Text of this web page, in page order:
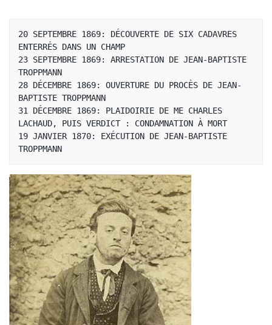
20 SEPTEMBRE 1869: DÉCOUVERTE DE SIX CADAVRES
ENTERRÉS DANS UN CHAMP
23 SEPTEMBRE 1869: ARRESTATION DE JEAN-BAPTISTE
TROPPMANN
28 DÉCEMBRE 1869: OUVERTURE DU PROCÈS DE JEAN-
BAPTISTE TROPPMANN
31 DÉCEMBRE 1869: PLAIDOIRIE DE ME CHARLES
LACHAUD, PUIS VERDICT : CONDAMNATION À MORT
19 JANVIER 1870: EXÉCUTION DE JEAN-BAPTISTE